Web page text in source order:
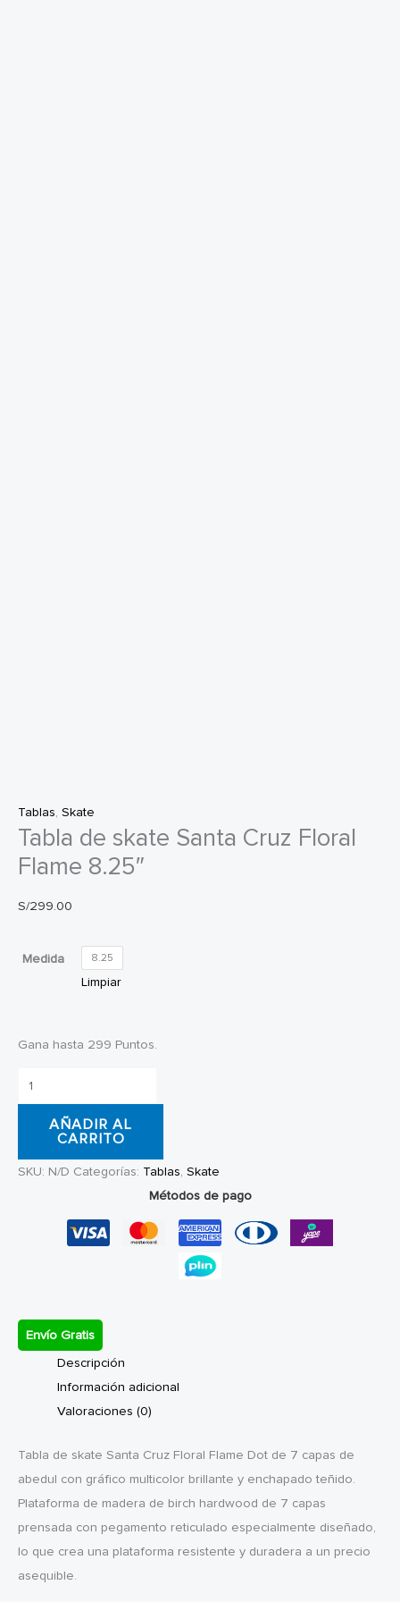
Tablas, Skate
Tabla de skate Santa Cruz Floral
Flame 8.25″
S/299.00
Medida 8.25
Limpiar
Gana hasta 299 Puntos.
Tabla
de
Cruz
AÑADIR AL
CARRITO
SKU: N/D Categorías: Tablas, Skate
Métodos de pago
Envío Gratis
Descripción
Información adicional
Valoraciones (0)
Tabla de skate Santa Cruz Floral Flame Dot de 7 capas de
abedul con gráfico multicolor brillante y enchapado teñido.
Plataforma de madera de birch hardwood de 7 capas
prensada con pegamento reticulado especialmente diseñado,
lo que crea una plataforma resistente y duradera a un precio
asequible.